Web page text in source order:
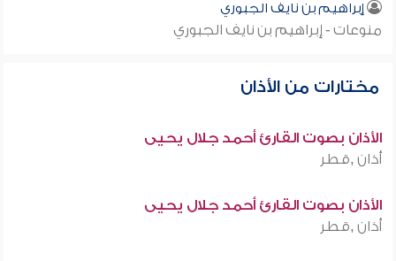
إبراهيم بن نايف الجبوري
منوعات - إبراهيم بن نايف الجبوري
مختارات من الأذان
الأذان بصوت القارئ أحمد جلال يحيى
أذان ,قطر
الأذان بصوت القارئ أحمد جلال يحيى
أذان ,قطر